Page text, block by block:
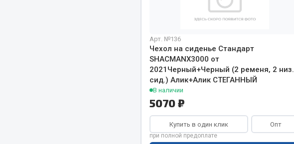
Сцепление
Электрооборудование
Показать ещё
Весь раздел
Подшипники
Арт. №136
Чехол на сиденье Стандарт
SHACMANХ3000 от
2021Черный+Черный (2 ременя, 2 низ.
сид.) Алик+Алик СТЕГАННЫЙ
В наличии
5070 ₽
Купить в один клик Опт
при полной предоплате